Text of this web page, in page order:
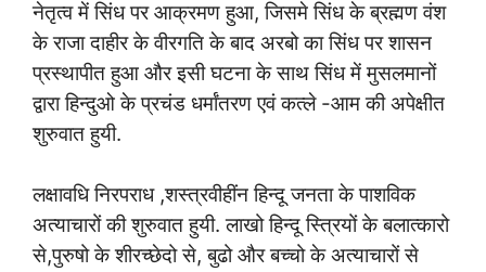
नेतृत्व में सिंध पर आक्रमण हुआ, जिसमे सिंध के ब्रह्मण वंश
के राजा दाहीर के वीरगति के बाद अरबो का सिंध पर शासन
प्रस्थापीत हुआ और इसी घटना के साथ सिंध में मुसलमानों
द्वारा हिन्दुओ के प्रचंड धर्मांतरण एवं कत्ले -आम की अपेक्षीत
शुरुवात हुयी.
लक्षावधि निरपराध ,शस्त्रवीहींन हिन्दू जनता के पाशविक
अत्याचारों की शुरुवात हुयी. लाखो हिन्दू स्त्रियों के बलात्कारो
से,पुरुषो के शीरच्छेदो से, बुढो और बच्चो के अत्याचारों से